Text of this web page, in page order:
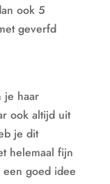
ook 5
geverfd
je haar
ook altijd uit
je dit
helemaal fijn
goed idee